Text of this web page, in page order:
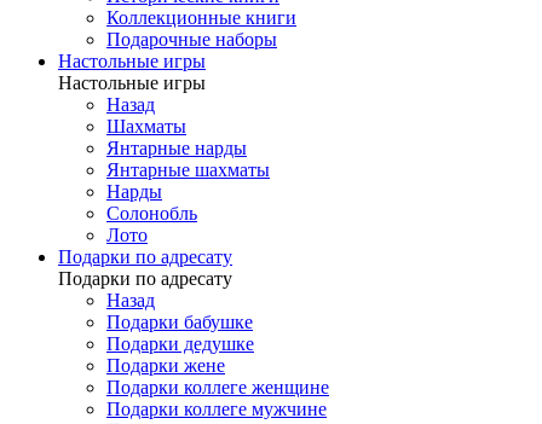
Коллекционные книги
Подарочные наборы
Настольные игры
Настольные игры
Назад
Шахматы
Янтарные нарды
Янтарные шахматы
Нарды
Солонобль
Лото
Подарки по адресату
Подарки по адресату
Назад
Подарки бабушке
Подарки дедушке
Подарки жене
Подарки коллеге женщине
Подарки коллеге мужчине